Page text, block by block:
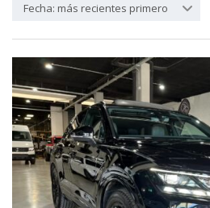
Fecha: más recientes primero